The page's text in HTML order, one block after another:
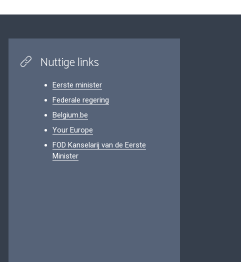
Nuttige links
Eerste minister
Federale regering
Belgium.be
Your Europe
FOD Kanselarij van de Eerste
Minister